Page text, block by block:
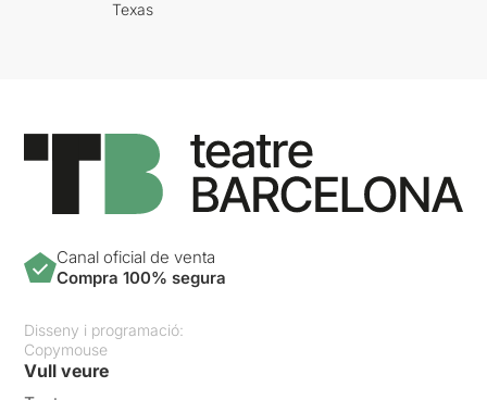
Texas
Canal oficial de venta
Compra 100% segura
Disseny i programació:
Copymouse
Vull veure